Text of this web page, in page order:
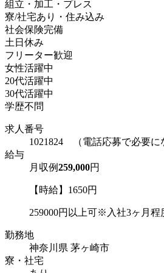
組立・加工・プレス
寮/社宅あり・住み込み
社会保険完備
土日休み
フリーター歓迎
女性活躍中
20代活躍中
30代活躍中
学歴不問
求人番号
1021824 （電話応募で必要に
給与
月収例259,000円
【時給】1650円
259000円以上可※入社3ヶ月
勤務地
神奈川県 茅ヶ崎市
寮・社宅